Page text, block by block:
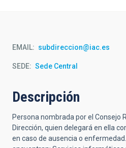
la
navegación
EMAIL subdireccion@iac.es
SEDE Sede Central
Descripción
Persona nombrada por el Consejo
Dirección, quien delegará en ella
en caso de ausencia o